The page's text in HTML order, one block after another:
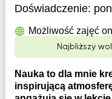
Doświadczenie:
Możliwość zajęć
Najbliższy
Nauka to dla mnie
inspirującą